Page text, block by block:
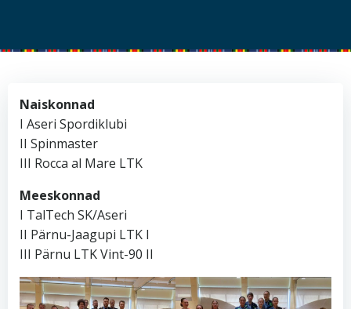
Naiskonnad
I Aseri Spordiklubi
II Spinmaster
III Rocca al Mare LTK
Meeskonnad
I TalTech SK/Aseri
II Pärnu-Jaagupi LTK I
III Pärnu LTK Vint-90 II